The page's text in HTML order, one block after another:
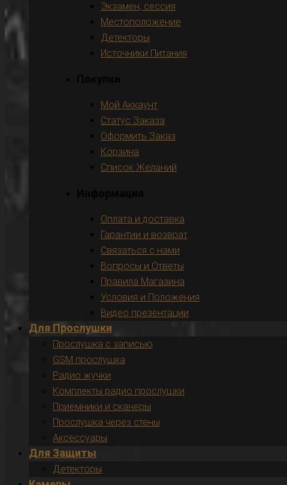
Экзамен, сессия
Местоположение
Детекторы
Источники Питания
Мой Аккаунт
Статус Заказа
Оформить Заказ
Корзина
Список Желаний
Оплата и доставка
Гарантии и возврат
Связаться с нами
Вопросы и Ответы
Правила Магазина
Условия и Положения
Видео презентации
Для Прослушки
Прослушка с записью
GSM прослушка
Радио жучки
Комплекты радио прослушки
Приемники и сканеры
Прослушка через стены
Аксессуары
Для Защиты
Детекторы